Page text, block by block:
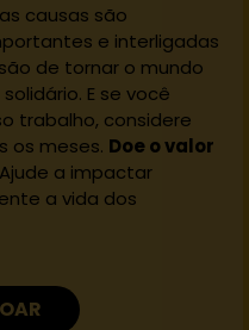
as causas são
e interligadas
de tornar o mundo
solidário. E se você
trabalho, considere
os meses. Doe o valor
Ajude a impactar
a vida dos